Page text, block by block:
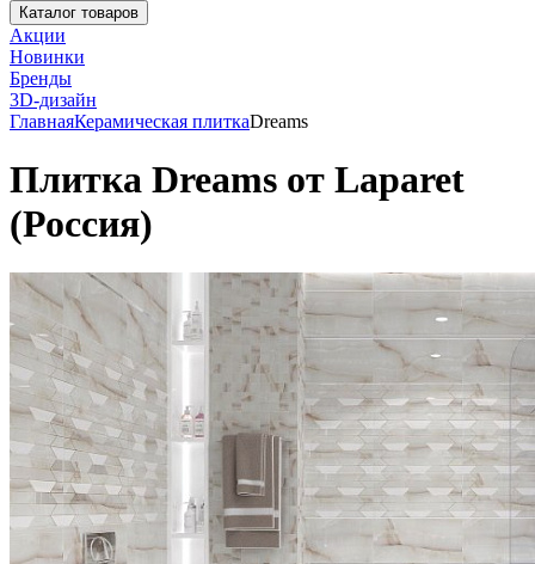
Каталог товаров
Акции
Новинки
Бренды
3D-дизайн
ГлавнаяКерамическая плиткаDreams
Плитка Dreams от Laparet
(Россия)